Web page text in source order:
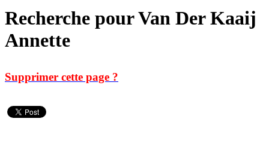
Recherche pour Van Der Kaaij
Annette
Supprimer cette page ?